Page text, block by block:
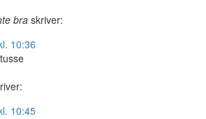
braskriver:
10:36
10:45